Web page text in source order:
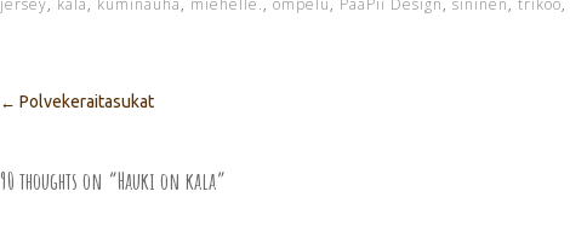
jersey, kala, kuminauha, miehelle., ompelu, PaaPii Design, sininen, trikoo,
Post navigation
← Polvekeraitasukat
90 thoughts on “Hauki on kala”